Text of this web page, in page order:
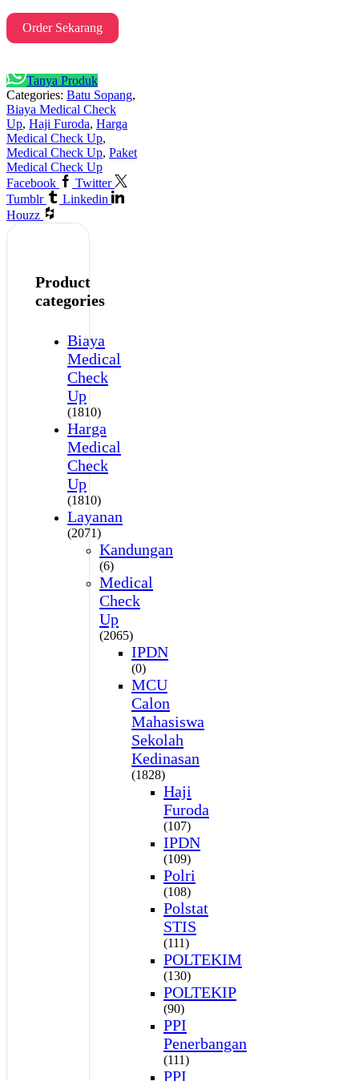
Order Sekarang
Tanya Produk
Categories: Batu Sopang,
Biaya Medical Check
Up, Haji Furoda, Harga
Medical Check Up,
Medical Check Up, Paket
Medical Check Up
Facebook
Twitter
Tumblr
Linkedin
Houzz
Product
categories
Biaya
Medical
Check
Up
(1810)
Harga
Medical
Check
Up
(1810)
Layanan
(2071)
Kandungan
(6)
Medical
Check
Up
(2065)
IPDN
(0)
MCU
Calon
Mahasiswa
Sekolah
Kedinasan
(1828)
Haji
Furoda
(107)
IPDN
(109)
Polri
(108)
Polstat
STIS
(111)
POLTEKIM
(130)
POLTEKIP
(90)
PPI
Penerbangan
(111)
PPI